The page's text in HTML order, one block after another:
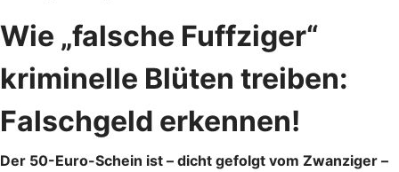
Wie „falsche Fuffziger“
kriminelle Blüten treiben:
Falschgeld erkennen!
Der 50-Euro-Schein ist – dicht gefolgt vom Zwanziger –